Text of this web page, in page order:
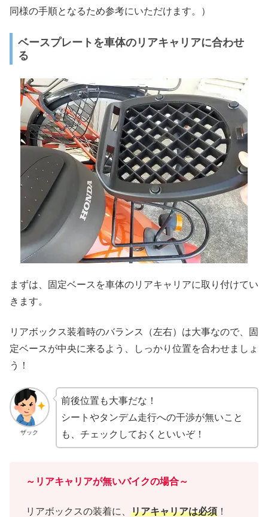
同様の手順となるため参考にいただけます。）
ベースプレートを車体のリアキャリアに合わせ
る
まずは、固定ベースを車体のリアキャリアに取り付けてい
きます。
リアボックス装着時のバランス（左右）は大事なので、固
定ベースが中央に来るよう、しっかり位置を合わせましょ
う！
ザック
前後位置も大事だな！
シートやタンデム走行への干渉が無いこと
も、チェックしておくといいぞ！
～リアキャリアが無いバイクの場合～
リアボックスの装着に、 リアキャリアは必須 ！